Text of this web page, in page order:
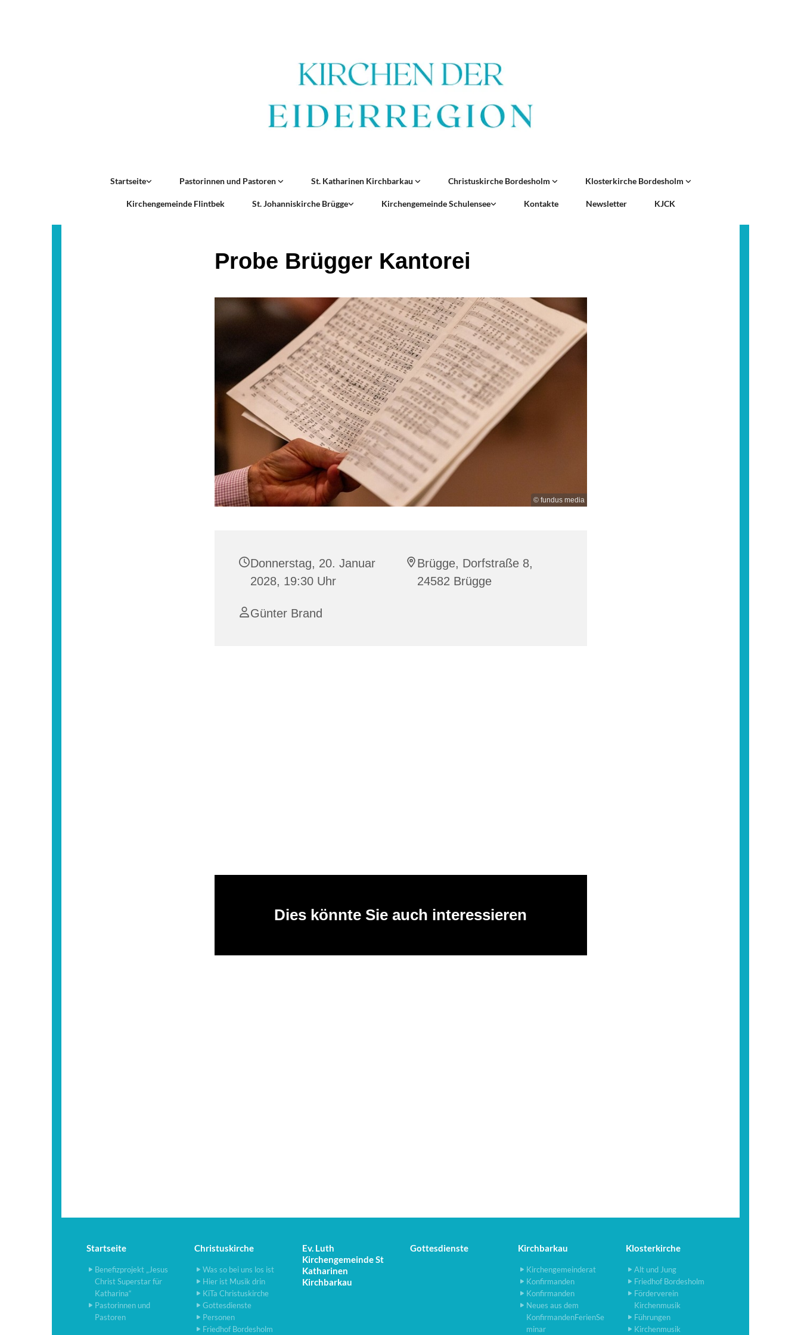
Startseite Pastorinnen und Pastoren St. Katharinen Kirchbarkau Christuskirche Bordesholm Klosterkirche Bordesholm
Kirchengemeinde Flintbek St. Johanniskirche Brügge Kirchengemeinde Schulensee Kontakte Newsletter KJCK
Probe Brügger Kantorei
© fundus media
Donnerstag, 20. Januar
2028, 19:30 Uhr
Brügge, Dorfstraße 8,
24582 Brügge
Günter Brand
Dies könnte Sie auch interessieren
Startseite
Benefizprojekt „Jesus
Christ Superstar für
Katharina“
Pastorinnen und
Pastoren
Christuskirche
Was so bei uns los ist
Hier ist Musik drin
KiTa Christuskirche
Gottesdienste
Personen
Friedhof Bordesholm
Ev. Luth
Kirchengemeinde St
Katharinen
Kirchbarkau
Gottesdienste Kirchbarkau
Kirchengemeinderat
Konfirmanden
Konfirmanden
Neues aus dem
KonfirmandenFerienSe
minar
Klosterkirche
Alt und Jung
Friedhof Bordesholm
Förderverein
Kirchenmusik
Führungen
Kirchenmusik